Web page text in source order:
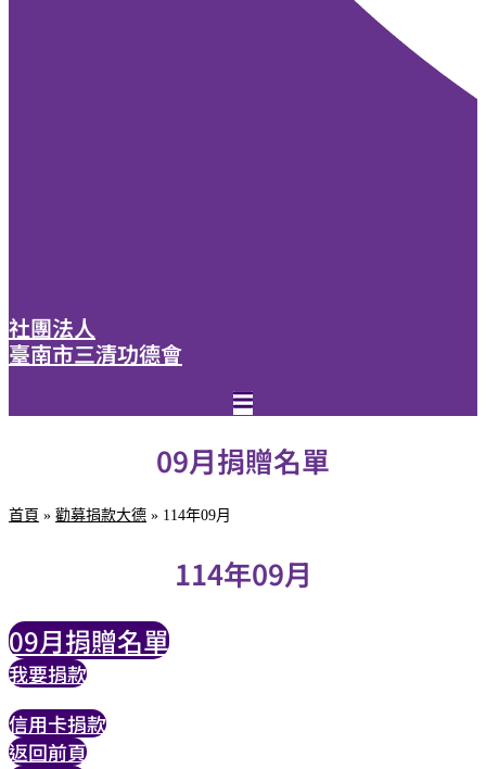
社團法人
臺南市三清功德會
09月捐贈名單
首頁 » 勸募捐款大德 » 114年09月
114年09月
09月捐贈名單
我要捐款
信用卡捐款
返回前頁